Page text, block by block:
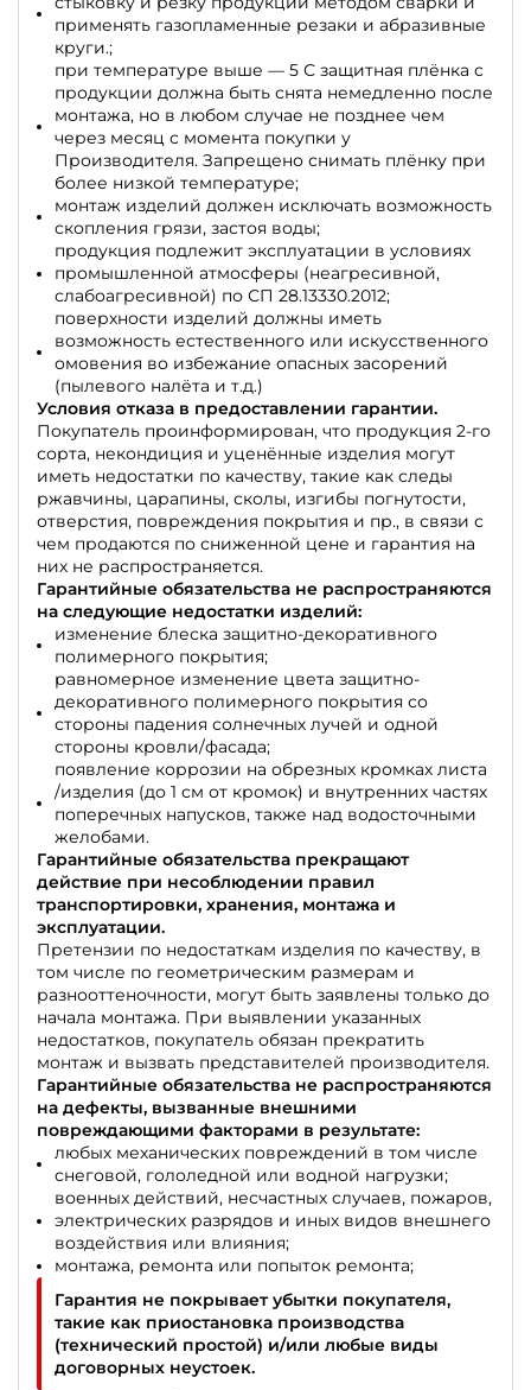
применять газопламенные резаки и абразивные
круги.;
при температуре выше — 5 С защитная плёнка с
продукции должна быть снята немедленно после
монтажа, но в любом случае не позднее чем
через месяц с момента покупки у
Производителя. Запрещено снимать плёнку при
более низкой температуре;
монтаж изделий должен исключать возможность
скопления грязи, застоя воды;
продукция подлежит эксплуатации в условиях
промышленной атмосферы (неагресивной,
слабоагресивной) по СП 28.13330.2012;
поверхности изделий должны иметь
возможность естественного или искусственного
омовения во избежание опасных засорений
(пылевого налёта и т.д.)
Условия отказа в предоставлении гарантии.
Покупатель проинформирован, что продукция 2-го
сорта, некондиция и уценённые изделия могут
иметь недостатки по качеству, такие как следы
ржавчины, царапины, сколы, изгибы погнутости,
отверстия, повреждения покрытия и пр., в связи с
чем продаются по сниженной цене и гарантия на
них не распространяется.
Гарантийные обязательства не распространяются
на следующие недостатки изделий:
изменение блеска защитно-декоративного
полимерного покрытия;
равномерное изменение цвета защитно-
декоративного полимерного покрытия со
стороны падения солнечных лучей и одной
стороны кровли/фасада;
появление коррозии на обрезных кромках листа
/изделия (до 1 см от кромок) и внутренних частях
поперечных напусков, также над водосточными
желобами.
Гарантийные обязательства прекращают
действие при несоблюдении правил
транспортировки, хранения, монтажа и
эксплуатации.
Претензии по недостаткам изделия по качеству, в
том числе по геометрическим размерам и
разнооттеночности, могут быть заявлены только до
начала монтажа. При выявлении указанных
недостатков, покупатель обязан прекратить
монтаж и вызвать представителей производителя.
Гарантийные обязательства не распространяются
на дефекты, вызванные внешними
повреждающими факторами в результате:
любых механических повреждений в том числе
снеговой, гололедной или водной нагрузки;
военных действий, несчастных случаев, пожаров,
электрических разрядов и иных видов внешнего
воздействия или влияния;
монтажа, ремонта или попыток ремонта;
Гарантия не покрывает убытки покупателя,
такие как приостановка производства
(технический простой) и/или любые виды
договорных неустоек.